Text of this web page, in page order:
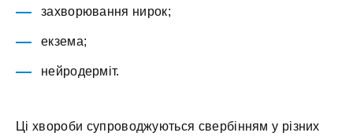
захворювання нирок;
екзема;
нейродерміт.
Ці хвороби супроводжуються свербінням у різних